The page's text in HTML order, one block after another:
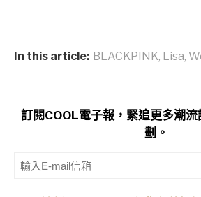
In this article: BLACKPINK, Lisa,
訂閱COOL電子報，緊追更多潮
劃。